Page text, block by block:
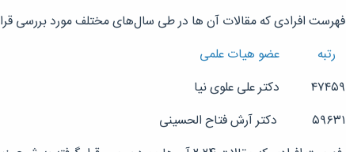
فهرست افرادی که مقالات آن ها در طی سال‌های مختلف مورد بررسی
رتبه عضو هیات علمی
۴۷۴۵۹ دکتر علی علوی نیا
۵۹۶۳۱ دکتر آرش فتاح الحسینی